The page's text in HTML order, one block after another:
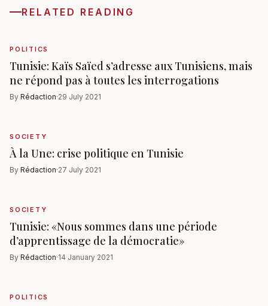
RELATED READING
POLITICS
Tunisie: Kaïs Saïed s’adresse aux Tunisiens, mais
ne répond pas à toutes les interrogations
By Rédaction·29 July 2021
SOCIETY
À la Une: crise politique en Tunisie
By Rédaction·27 July 2021
SOCIETY
Tunisie: «Nous sommes dans une période
d’apprentissage de la démocratie»
By Rédaction·14 January 2021
POLITICS